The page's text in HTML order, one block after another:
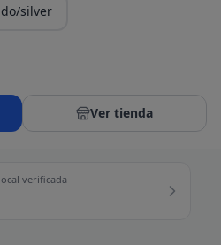
silver
Ver tienda
verificada